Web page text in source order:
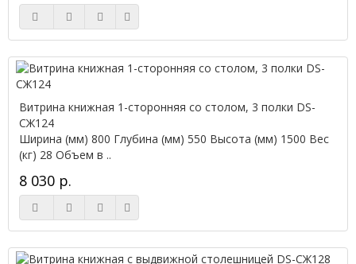
Витрина книжная 1-сторонняя со столом, 3 полки DS-
СЖ124
Ширина (мм) 800 Глубина (мм) 550 Высота (мм) 1500 Вес
(кг) 28 Объем в ..
8 030 р.